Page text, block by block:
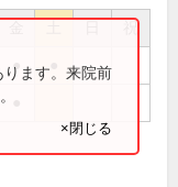
祝
●ます。来院前
×閉じる